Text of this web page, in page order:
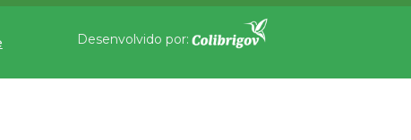
Desenvolvido por: